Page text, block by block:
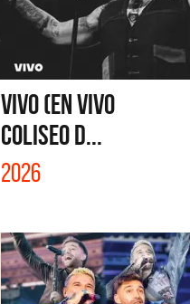
VIVO (EN VIVO
COLISEO D...
2026